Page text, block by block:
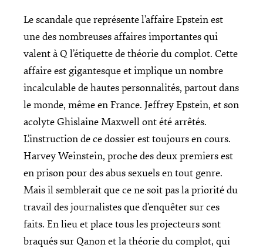
Le scandale que représente l’affaire Epstein est
une des nombreuses affaires importantes qui
valent à Q l’étiquette de théorie du complot. Cette
affaire est gigantesque et implique un nombre
incalculable de hautes personnalités, partout dans
le monde, même en France. Jeffrey Epstein, et son
acolyte Ghislaine Maxwell ont été arrêtés.
L’instruction de ce dossier est toujours en cours.
Harvey Weinstein, proche des deux premiers est
en prison pour des abus sexuels en tout genre.
Mais il semblerait que ce ne soit pas la priorité du
travail des journalistes que d’enquêter sur ces
faits. En lieu et place tous les projecteurs sont
braqués sur Qanon et la théorie du complot, qui